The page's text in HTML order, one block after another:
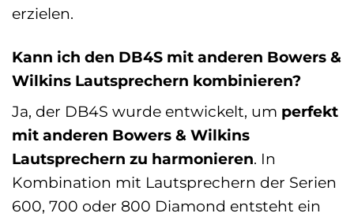
erzielen.
Kann ich den DB4S mit anderen Bowers &
Wilkins Lautsprechern kombinieren?
Ja, der DB4S wurde entwickelt, um perfekt
mit anderen Bowers & Wilkins
Lautsprechern zu harmonieren. In
Kombination mit Lautsprechern der Serien
600, 700 oder 800 Diamond entsteht ein